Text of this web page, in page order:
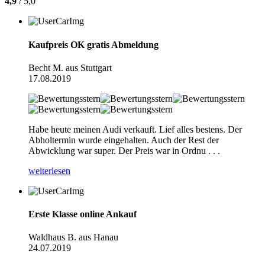
Kaufpreis OK gratis Abmeldung
Becht M. aus Stuttgart
17.08.2019
Habe heute meinen Audi verkauft. Lief alles bestens. Der
Abholtermin wurde eingehalten. Auch der Rest der
Abwicklung war super. Der Preis war in Ordnu . . .
weiterlesen
Erste Klasse online Ankauf
Waldhaus B. aus Hanau
24.07.2019